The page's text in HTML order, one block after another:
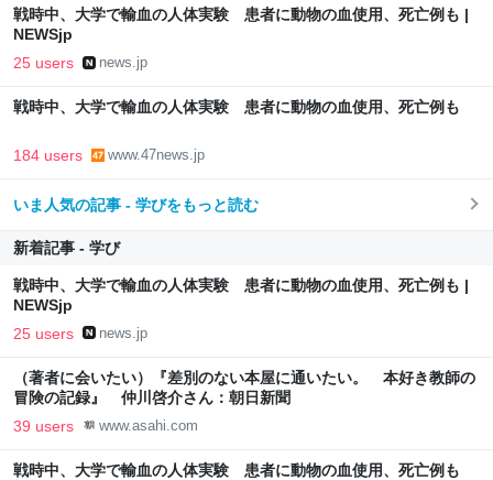
戦時中、大学で輸血の人体実験 患者に動物の血使用、死亡例も |
NEWSjp
25 users news.jp
戦時中、大学で輸血の人体実験 患者に動物の血使用、死亡例も
184 users www.47news.jp
いま人気の記事 - 学びをもっと読む
新着記事 - 学び
戦時中、大学で輸血の人体実験 患者に動物の血使用、死亡例も |
NEWSjp
25 users news.jp
（著者に会いたい）『差別のない本屋に通いたい。 本好き教師の
冒険の記録』 仲川啓介さん：朝日新聞
39 users www.asahi.com
戦時中、大学で輸血の人体実験 患者に動物の血使用、死亡例も